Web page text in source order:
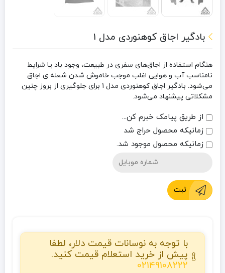
بادگیر اجاق کوهنوردی مدل 1
هنگام استفاده از اجاق‌های سفری در طبیعت، وجود باد یا شرایط
نامناسب آب ‌و هوایی اغلب موجب خاموش‌ شدن شعله ‌ی اجاق
می‌شود. بادگیر اجاق کوهنوردی مدل 1 برای جلوگیری از بروز چنین
مشکلاتی پیشنهاد می‌شود.
از طریق پیامک خبرم کن...
زمانیکه محصول حراج شد
زمانیکه محصول موجود شد.
ثبت
با توجه به نوسانات قیمت دلار، لطفا
پیش از خرید استعلام قیمت کنید.
02149108222